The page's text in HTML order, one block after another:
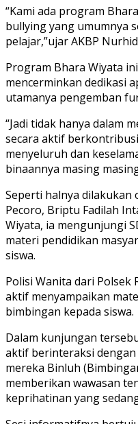
“Kami ada program
bullying yang umumnya
pelajar,”ujar AKBP
Program Bhara Wiyata
mencerminkan dedikasi
utamanya pengemban
“Jadi tidak hanya dalam
secara aktif
menyeluruh dan
binaannya masing
Seperti halnya dilakukan
Pecoro, Briptu Fadilah
Wiyata, ia mengunjungi
materi pendidikan
siswa.
Polisi Wanita dari Polsek
aktif menyampaikan
bimbingan kepada siswa.
Dalam kunjungan
aktif berinteraksi
mereka Binluh
memberikan wawasan
keprihatinan yang